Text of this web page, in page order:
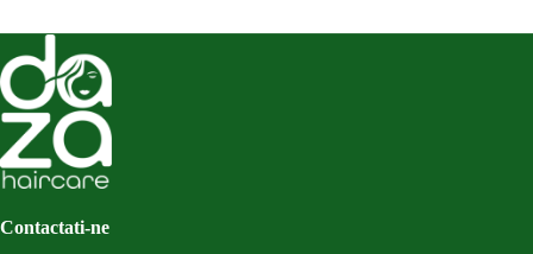
Contactati-ne